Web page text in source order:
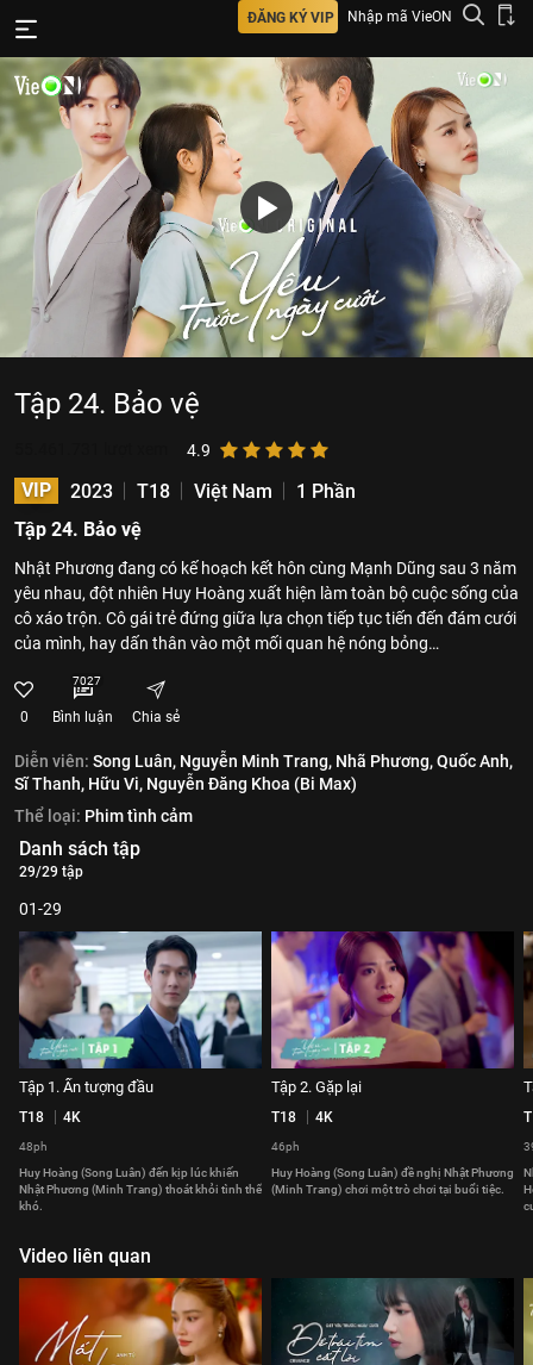
ĐĂNG KÝ VIP Nhập mã VieON
Tập 24. Bảo vệ
4.9
VIP 2023 T18 Việt Nam
1 Phần
Tập 24. Bảo vệ
Nhật Phương đang có kế hoạch kết hôn cùng Mạnh Dũng sau 3 năm
yêu nhau, đột nhiên Huy Hoàng xuất hiện làm toàn bộ cuộc sống của
cô xáo trộn. Cô gái trẻ đứng giữa lựa chọn tiếp tục tiến đến đám cưới
của mình, hay dấn thân vào một mối quan hệ nóng bỏng…
0
7027
Bình luận Chia sẻ
Diễn viên: Song Luân, Nguyễn Minh Trang, Nhã Phương,Quốc Anh,
Sĩ Thanh, Hữu Vi, Nguyễn Đăng Khoa (Bi Max)
Thể loại: Phim tình cảm
Danh sách tập
29/29 tập
01-29
Tập 1. Ấn tượng đầu
T18 4K
48ph
Huy Hoàng (Song Luân) đến kịp lúc khiến
Nhật Phương (Minh Trang) thoát khỏi tình thế
khó.
Tập 2. Gặp lại
T18 4K
46ph
Huy Hoàng (Song Luân) đề nghị Nhật Phương
(Minh Trang) chơi một trò chơi tại buổi tiệc.
Video liên quan